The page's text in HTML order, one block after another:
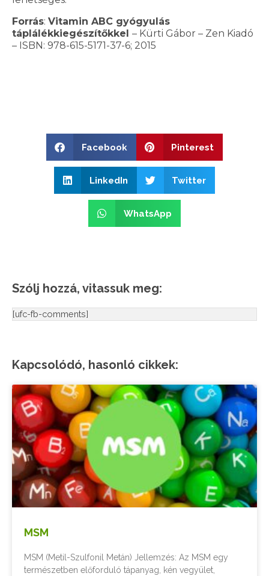
Forrás: Vitamin ABC gyógyulás
táplálékkiegészítőkkel – Kürti Gábor – Zen Kiadó
– ISBN: 978-615-5171-37-6; 2015
Facebook Pinterest
LinkedIn Twitter
WhatsApp
Szólj hozzá, vitassuk meg:
[ufc-fb-comments]
Kapcsolódó, hasonló cikkek:
MSM
MSM (Metil-Szulfonil Metán) Jellemzés: Az MSM egy
természetben előforduló tápanyag, kén vegyület,